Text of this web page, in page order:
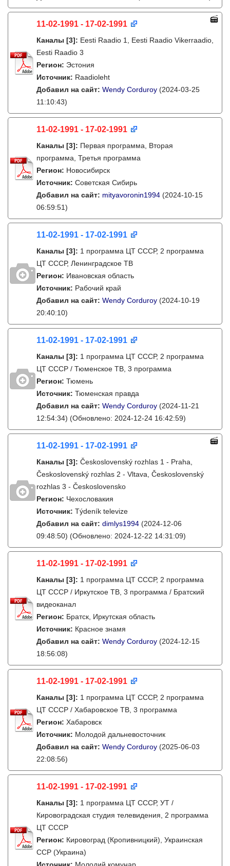
11-02-1991 - 17-02-1991
Каналы [3]: Eesti Raadio 1, Eesti Raadio Vikerraadio,
Eesti Raadio 3
Регион: Эстония
Источник: Raadioleht
Добавил на сайт: Wendy Corduroy (2024-03-25
11:10:43)
11-02-1991 - 17-02-1991
Каналы [3]: Первая программа, Вторая
программа, Третья программа
Регион: Новосибирск
Источник: Советская Сибирь
Добавил на сайт: mityavoronin1994 (2024-10-15
06:59:51)
11-02-1991 - 17-02-1991
Каналы [3]: 1 программа ЦТ СССР, 2 программа
ЦТ СССР, Ленинградское ТВ
Регион: Ивановская область
Источник: Рабочий край
Добавил на сайт: Wendy Corduroy (2024-10-19
20:40:10)
11-02-1991 - 17-02-1991
Каналы [3]: 1 программа ЦТ СССР, 2 программа
ЦТ СССР / Тюменское ТВ, 3 программа
Регион: Тюмень
Источник: Тюменская правда
Добавил на сайт: Wendy Corduroy (2024-11-21
12:54:34) (Обновлено: 2024-12-24 16:42:59)
11-02-1991 - 17-02-1991
Каналы [3]: Československý rozhlas 1 - Praha,
Československý rozhlas 2 - Vltava, Československý
rozhlas 3 - Československo
Регион: Чехословакия
Источник: Týdeník televize
Добавил на сайт: dimlys1994 (2024-12-06
09:48:50) (Обновлено: 2024-12-22 14:31:09)
11-02-1991 - 17-02-1991
Каналы [3]: 1 программа ЦТ СССР, 2 программа
ЦТ СССР / Иркутское ТВ, 3 программа / Братский
видеоканал
Регион: Братск, Иркутская область
Источник: Красное знамя
Добавил на сайт: Wendy Corduroy (2024-12-15
18:56:08)
11-02-1991 - 17-02-1991
Каналы [3]: 1 программа ЦТ СССР, 2 программа
ЦТ СССР / Хабаровское ТВ, 3 программа
Регион: Хабаровск
Источник: Молодой дальневосточник
Добавил на сайт: Wendy Corduroy (2025-06-03
22:08:56)
11-02-1991 - 17-02-1991
Каналы [3]: 1 программа ЦТ СССР, УТ /
Кировоградская студия телевидения, 2 программа
ЦТ СССР
Регион: Кировоград (Кропивницкий), Украинская
ССР (Украина)